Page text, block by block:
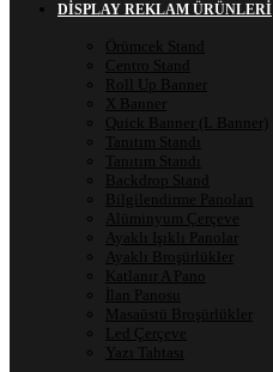
DISPLAY REKLAM ÜRÜNLERI
Örümcek Stand
Centro Stand
Roll Up Banner
X Banner
Quick Banner (L Banner)
Tanıtım Standı
Tanıtım Standı
Backdrop Stand
Bilgilendirme Panoları
Alüminyum Çerçeve
Ayaklı Işıklı Panolar
Ayaklı Broşürlükler
Katlanır A Pano
İlan Panosu
Masaüstü Broşürlükler
Led Çerçeve
Yazı Tahtası